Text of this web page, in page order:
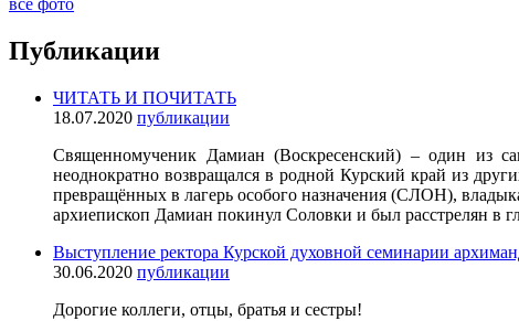
все фото
Публикации
ЧИТАТЬ И ПОЧИТАТЬ
18.07.2020 публикации
Священномученик Дамиан (Воскресенский) – один из
неоднократно возвращался в родной Курский край из
превращённых в лагерь особого назначения (СЛОН),
архиепископ Дамиан покинул Соловки и был расстрелян в
Выступление ректора Курской духовной семинарии
30.06.2020 публикации
Дорогие коллеги, отцы, братья и сестры!